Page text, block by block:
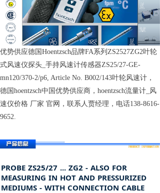
优势供应德国Hoentzsch品牌FA系列ZS2527ZG2叶轮
式风速仪探头_手持风速计传感器ZS25/27-GE-
mn120/370-2/p6, Article No. B002/143叶轮风速计，
德国hoentzsch中国优势供应商，hoentzsch流量计_风
速仪价格 厂家 官网，联系人贾经理，电话138-8616-
9652.
PROBE ZS25/27 ... ZG2 - ALSO FOR
MEASURING IN HOT AND PRESSURIZED
MEDIUMS - WITH CONNECTION CABLE